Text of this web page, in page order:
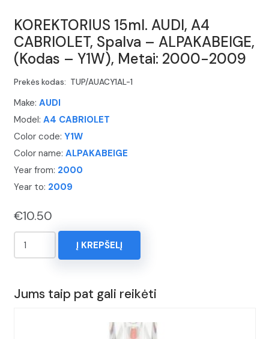
KOREKTORIUS 15ml. AUDI, A4
CABRIOLET, Spalva – ALPAKABEIGE,
(Kodas – Y1W), Metai: 2000-2009
Prekės kodas: TUP/AUACY1AL-1
Make: AUDI
Model: A4 CABRIOLET
Color code: Y1W
Color name: ALPAKABEIGE
Year from: 2000
Year to: 2009
€10.50
produkto
kiekis:
15ml.
Į KREPŠELĮ
Jums taip pat gali reikėti